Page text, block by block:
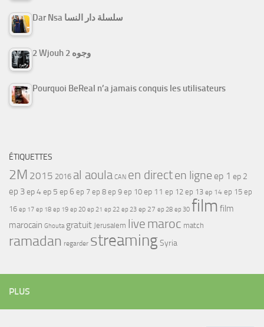
Dar Nsa سلسلة دار النسا
2 Wjouh 2 وجوه
Pourquoi BeReal n’a jamais conquis les utilisateurs
ÉTIQUETTES
2M 2015 2016 al aoula CAN en directen ligne ep 1 ep 2
ep 3ep 4ep 5 ep 6 ep 7 ep 8 ep 9 ep 10 ep 11 ep 12 ep 13 ep 14 ep 15 ep
16 ep 17 ep 18 ep 19 ep 20 ep 21 ep 22 ep 23 ep 27 ep 28 ep 30 film film
marocain Ghouta gratuit Jerusalem live maroc match
ramadan regarder streamingSyria
PLUS